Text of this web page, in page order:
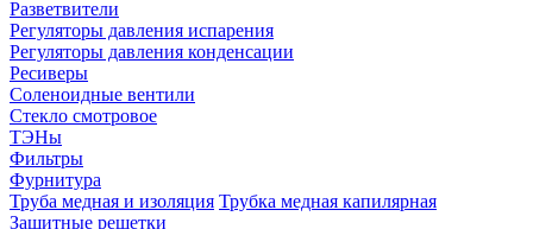
Разветвители
Регуляторы давления испарения
Регуляторы давления конденсации
Ресиверы
Соленоидные вентили
Стекло смотровое
ТЭНы
Фильтры
Фурнитура
Труба медная и изоляция Трубка медная капилярная
Защитные решетки